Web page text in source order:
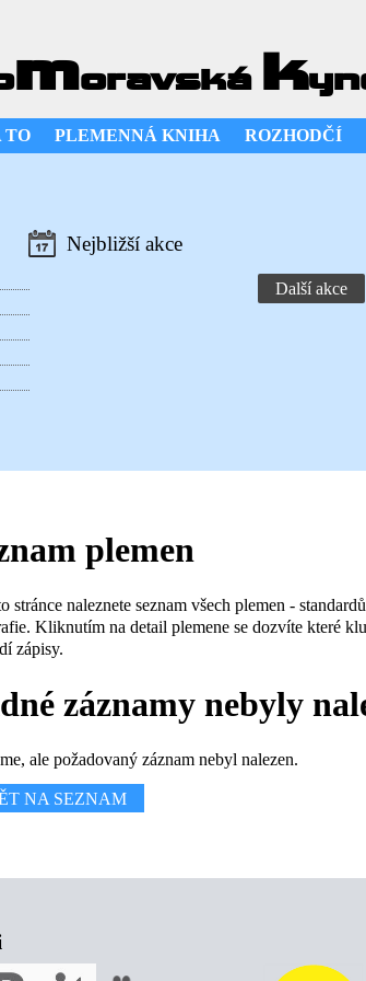
moravská k
TO PLEMENNÁ KNIHA ROZHODČÍ
Nejbližší akce
Další akce
plemen
stránce naleznete seznam všech plemen -
Kliknutím na detail plemene se dozvíte které
zápisy.
záznamy nebyly
ale požadovaný záznam nebyl nalezen.
NA SEZNAM